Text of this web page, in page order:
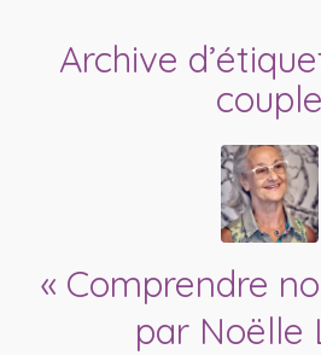
Archive
couple
« Comprendre
par Noëlle